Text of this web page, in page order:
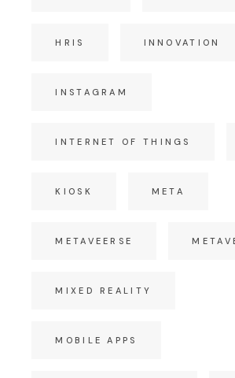
HRIS INNOVATION
INSTAGRAM
INTERNET OF THINGS
KIOSK META
METAVEERSE
MIXED REALITY
MOBILE APPS